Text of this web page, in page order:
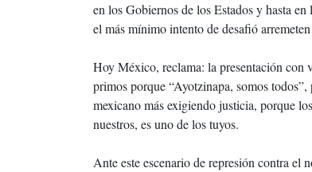
en los Gobiernos de los Estados y hasta
el más mínimo intento de desafió
Hoy México, reclama: la presentación con
primos porque “Ayotzinapa, somos
mexicano más exigiendo justicia, porque
nuestros, es uno de los tuyos.
Ante este escenario de represión contra el